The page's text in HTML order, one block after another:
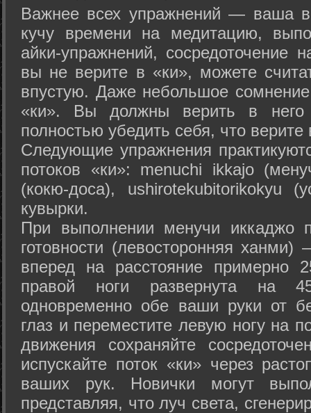
Важнее всех упражнений — ваша
кучу времени на медитацию,
айки-упражнений, сосредоточение
вы не верите в «ки», можете
впустую. Даже небольшое сомнение
«ки». Вы должны верить в
полностью убедить себя, что верите
Следующие упражнения
потоков «ки»: menuchi ikkajo
(кокю-доса), ushiro­tekubitori­kokyu
кувырки.
При выполнении менучи иккаджо
готовности (левосторонняя
вперед на расстояние примерно
правой ноги развернута на
одновременно обе ваши руки от
глаз и переместите левую ногу на
движения сохраняйте
испускайте поток «ки» через
ваших рук. Новички могут
представляя, что луч света,